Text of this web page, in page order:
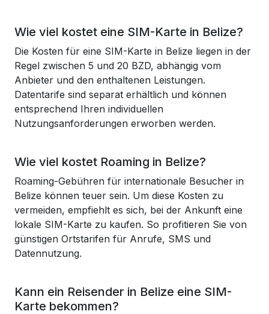
Wie viel kostet eine SIM-Karte in Belize?
Die Kosten für eine SIM-Karte in Belize liegen in der
Regel zwischen 5 und 20 BZD, abhängig vom
Anbieter und den enthaltenen Leistungen.
Datentarife sind separat erhältlich und können
entsprechend Ihren individuellen
Nutzungsanforderungen erworben werden.
Wie viel kostet Roaming in Belize?
Roaming-Gebühren für internationale Besucher in
Belize können teuer sein. Um diese Kosten zu
vermeiden, empfiehlt es sich, bei der Ankunft eine
lokale SIM-Karte zu kaufen. So profitieren Sie von
günstigen Ortstarifen für Anrufe, SMS und
Datennutzung.
Kann ein Reisender in Belize eine SIM-
Karte bekommen?